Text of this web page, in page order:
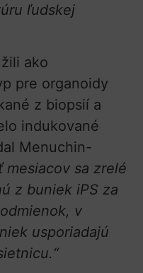
ľudskej
ako
pre organoidy
z biopsií a
indukované
Menuchin-
mesiacov sa zrelé
z buniek iPS za
v
usporiadajú